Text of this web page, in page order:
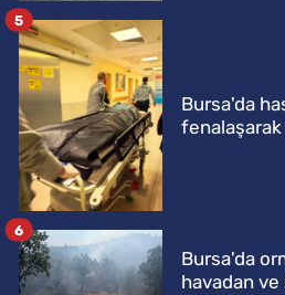
Bursa'da
fenalaşarak
5
Bursa'da
havadan
6